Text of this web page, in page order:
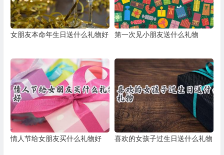
女朋友本命年生日送什么礼物好 第一次见小朋友送什么礼物
情人节给女朋友买什么礼物好 喜欢的女孩子过生日送什么礼物